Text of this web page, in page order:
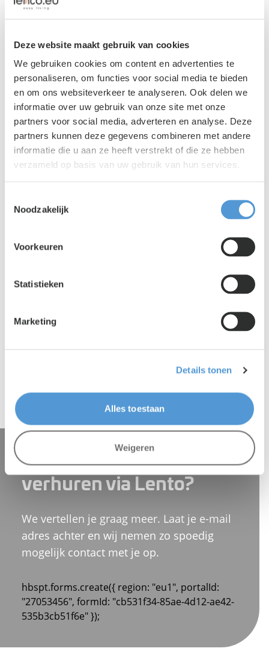
Deze website maakt gebruik van cookies
We gebruiken cookies om content en advertenties te
personaliseren, om functies voor social media te bieden
en om ons websiteverkeer te analyseren. Ook delen we
informatie over uw gebruik van onze site met onze
partners voor social media, adverteren en analyse. Deze
partners kunnen deze gegevens combineren met andere
informatie die u aan ze heeft verstrekt of die ze hebben
verzameld op basis van uw gebruik van hun services.
Noodzakelijk
Voorkeuren
Statistieken
Marketing
Details tonen
Alles toestaan
Weigeren
Lento PR | 01 juni 2026
Nieuwe toelatingswet maakt huisvesting
voor uitzendbureaus veel belangrijker
Interesse in huren of
verhuren via Lento?
We vertellen je graag meer. Laat je e-mail
adres achter en wij nemen zo spoedig
mogelijk contact met je op.
hbspt.forms.create({ region: "eu1", portalId:
"27053456", formId: "cb531f34-85ae-4d12-ae42-
535b3cb51f6e" });